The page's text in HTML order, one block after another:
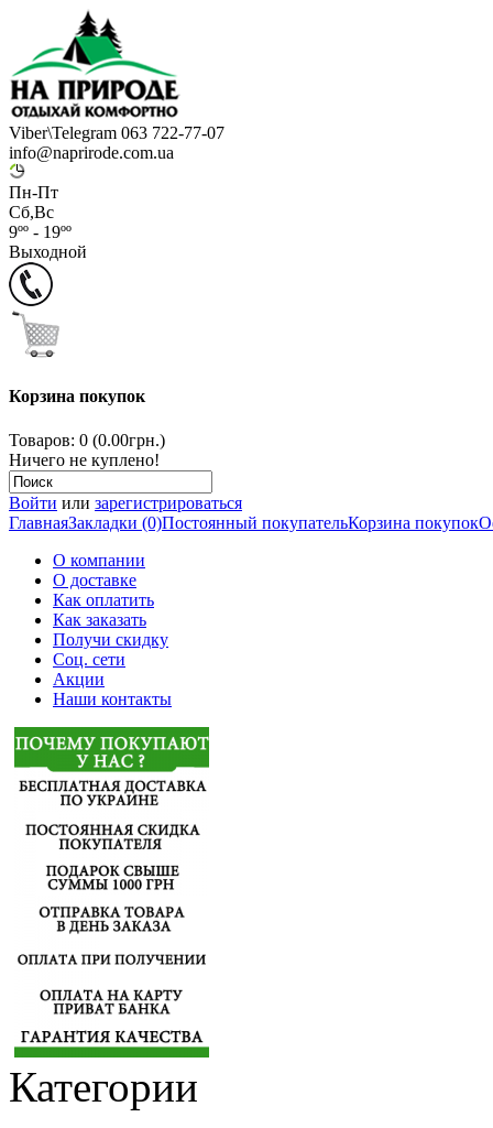
Viber\Telegram 063 722-77-07
info@naprirode.com.ua
Пн-Пт
Сб,Вс
9ºº - 19ºº
Выходной
Корзина покупок
Товаров: 0 (0.00грн.)
Ничего не куплено!
Войти или зарегистрироваться
ГлавнаяЗакладки (0)Постоянный покупательКорзина покупок
О компании
О доставке
Как оплатить
Как заказать
Получи скидку
Соц. сети
Акции
Наши контакты
Категории